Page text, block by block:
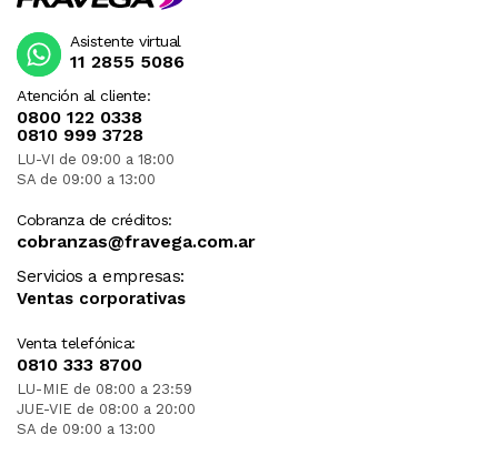
Atención al cliente:
0800 122 0338
0810 999 3728
LU-VI de 09:00 a 18:00
SA de 09:00 a 13:00
Cobranza de créditos:
cobranzas@fravega.com.ar
Servicios a empresas:
Ventas corporativas
Venta telefónica:
0810 333 8700
LU-MIE de 08:00 a 23:59
JUE-VIE de 08:00 a 20:00
SA de 09:00 a 13:00
Asistente virtual
11 2855 5086